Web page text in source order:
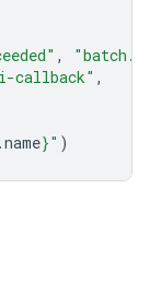
,
callback" ,
.name}" )